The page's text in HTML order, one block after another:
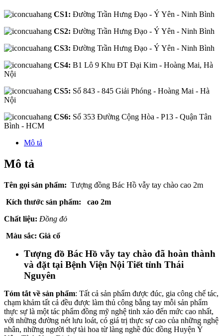
CS1: Đường Trần Hưng Đạo - Ý Yên - Ninh Bình
CS2: Đường Trần Hưng Đạo - Ý Yên - Ninh Bình
CS3: Đường Trần Hưng Đạo - Ý Yên - Ninh Bình
CS4: B1 Lô 9 Khu ĐT Đại Kim - Hoàng Mai, Hà
Nội
CS5: Số 843 - 845 Giải Phóng - Hoàng Mai - Hà
Nội
CS6: Số 353 Đường Cộng Hòa - P13 - Quận Tân
Bình - HCM
Mô tả
Mô tả
Tên gọi sản phẩm: Tượng đồng Bác Hồ vẫy tay chào cao 2m
Kích thước sản phẩm: cao 2m
Chất liệu: Đồng đỏ
Màu sắc: Giả cổ
Tượng đồ Bác Hồ vẫy tay chào đã hoàn thành
và đặt tại Bệnh Viện Nội Tiết tỉnh Thái
Nguyên
Tóm tắt về sản phẩm: Tất cả sản phẩm được đúc, gia công chế tác,
chạm khảm tất cả đều được làm thủ công bằng tay mỗi sản phẩm
thực sự là một tác phẩm đồng mỹ nghệ tinh xảo đến mức cao nhất,
với những đường nét lưu loát, có giá trị thực sự cao của những nghệ
nhân, những người thợ tài hoa từ làng nghề đúc đồng Huyện Ý